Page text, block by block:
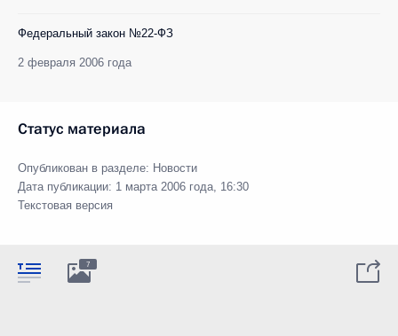
Федеральный закон №22-ФЗ
2 февраля 2006 года
Статус материала
Опубликован в разделе: Новости
Дата публикации: 1 марта 2006 года, 16:30
Текстовая версия
7